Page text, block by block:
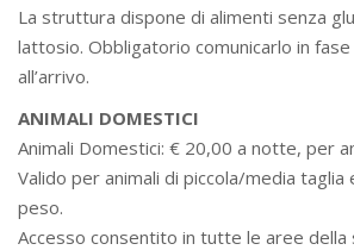
La struttura dispone di alimenti senza
lattosio. Obbligatorio comunicarlo in
all’arrivo.
ANIMALI DOMESTICI
Animali Domestici: € 20,00 a notte, per
Valido per animali di piccola/media taglia
peso.
Accesso consentito in tutte le aree